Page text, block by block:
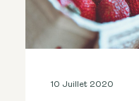
10 Juillet 2020